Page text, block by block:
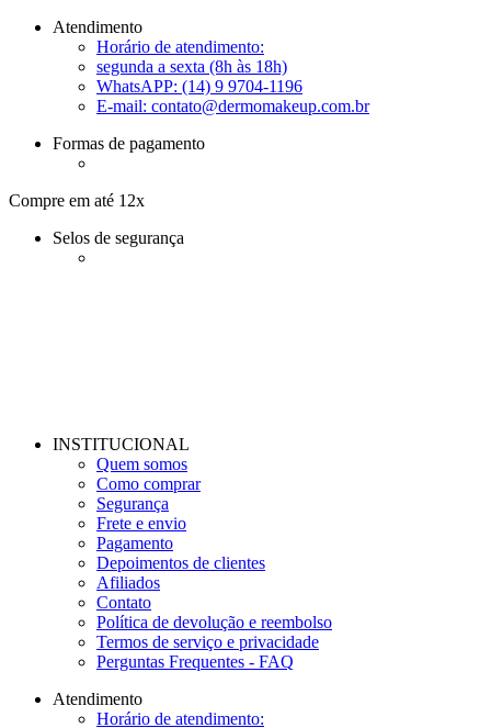
Atendimento
Horário de atendimento:
segunda a sexta (8h às 18h)
WhatsAPP: (14) 9 9704-1196
E-mail: contato@dermomakeup.com.br
Formas de pagamento
Compre em até 12x
Selos de segurança
INSTITUCIONAL
Quem somos
Como comprar
Segurança
Frete e envio
Pagamento
Depoimentos de clientes
Afiliados
Contato
Política de devolução e reembolso
Termos de serviço e privacidade
Perguntas Frequentes - FAQ
Atendimento
Horário de atendimento: